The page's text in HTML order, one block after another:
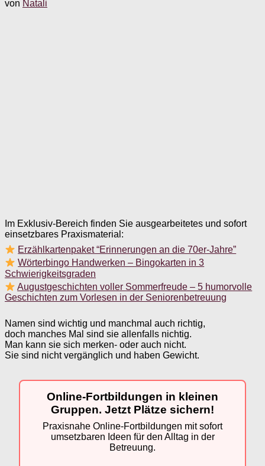
von Natali
Im Exklusiv-Bereich finden Sie ausgearbeitetes und sofort
einsetzbares Praxismaterial:
Erzählkartenpaket “Erinnerungen an die 70er-Jahre”
Wörterbingo Handwerken – Bingokarten in 3
Schwierigkeitsgraden
Augustgeschichten voller Sommerfreude – 5 humorvolle
Geschichten zum Vorlesen in der Seniorenbetreuung
Namen sind wichtig und manchmal auch richtig,
doch manches Mal sind sie allenfalls nichtig.
Man kann sie sich merken- oder auch nicht.
Sie sind nicht vergänglich und haben Gewicht.
Online-Fortbildungen in kleinen
Gruppen. Jetzt Plätze sichern!
Praxisnahe Online-Fortbildungen mit sofort
umsetzbaren Ideen für den Alltag in der
Betreuung.